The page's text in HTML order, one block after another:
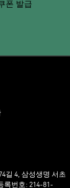
폰 발급
길 4, 삼성생명 서초
록번호: 214-81-